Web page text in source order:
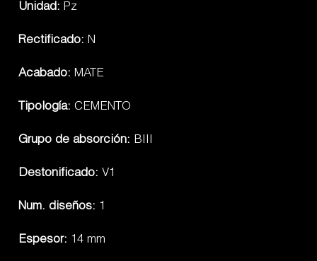
Unidad: Pz
Rectificado: N
Acabado: MATE
Tipología: CEMENTO
Grupo de absorción: BIII
Destonificado: V1
Num. diseños: 1
Espesor: 14 mm